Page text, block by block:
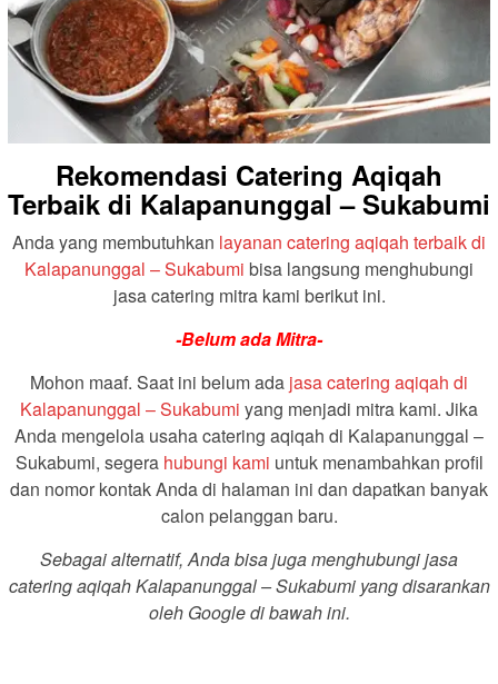
Rekomendasi Catering Aqiqah
Terbaik di Kalapanunggal – Sukabumi
Anda yang membutuhkan layanan catering aqiqah terbaik di
Kalapanunggal – Sukabumi bisa langsung menghubungi
jasa catering mitra kami berikut ini.
-Belum ada Mitra-
Mohon maaf. Saat ini belum ada jasa catering aqiqah di
Kalapanunggal – Sukabumi yang menjadi mitra kami. Jika
Anda mengelola usaha catering aqiqah di Kalapanunggal –
Sukabumi, segera hubungi kami untuk menambahkan profil
dan nomor kontak Anda di halaman ini dan dapatkan banyak
calon pelanggan baru.
Sebagai alternatif, Anda bisa juga menghubungi jasa
catering aqiqah Kalapanunggal – Sukabumi yang disarankan
oleh Google di bawah ini.